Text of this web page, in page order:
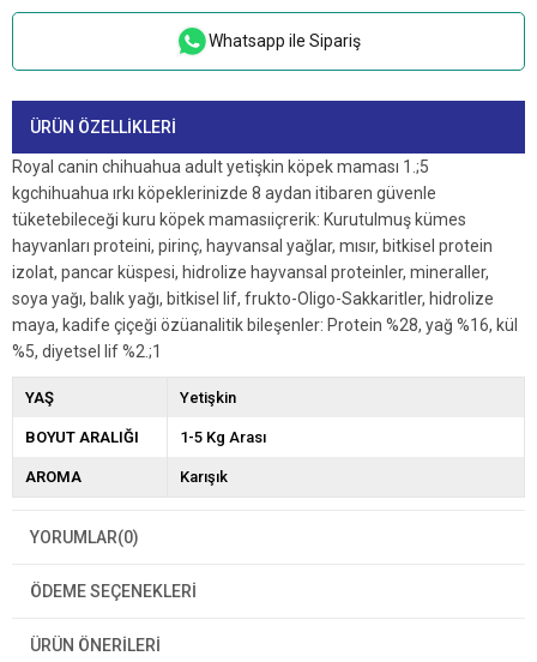
Whatsapp ile Sipariş
ÜRÜN ÖZELLIKLERI
Royal canin chihuahua adult yetişkin köpek maması 1.;5
kgchihuahua ırkı köpeklerinizde 8 aydan itibaren güvenle
tüketebileceği kuru köpek mamasıiçrerik: Kurutulmuş kümes
hayvanları proteini, pirinç, hayvansal yağlar, mısır, bitkisel protein
izolat, pancar küspesi, hidrolize hayvansal proteinler, mineraller,
soya yağı, balık yağı, bitkisel lif, frukto-Oligo-Sakkaritler, hidrolize
maya, kadife çiçeği özüanalitik bileşenler: Protein %28, yağ %16, kül
%5, diyetsel lif %2.;1
YAŞ Yetişkin
BOYUT ARALIĞI 1-5 Kg Arası
AROMA Karışık
YORUMLAR(0)
ÖDEME SEÇENEKLERI
ÜRÜN ÖNERILERI